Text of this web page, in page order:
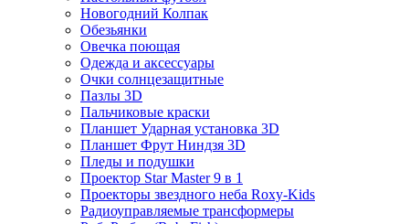
Новогодний Колпак
Обезьянки
Овечка поющая
Одежда и аксессуары
Очки солнцезащитные
Пазлы 3D
Пальчиковые краски
Планшет Ударная установка 3D
Планшет Фрут Ниндзя 3D
Пледы и подушки
Проектор Star Master 9 в 1
Проекторы звездного неба Roxy-Kids
Радиоуправляемые трансформеры